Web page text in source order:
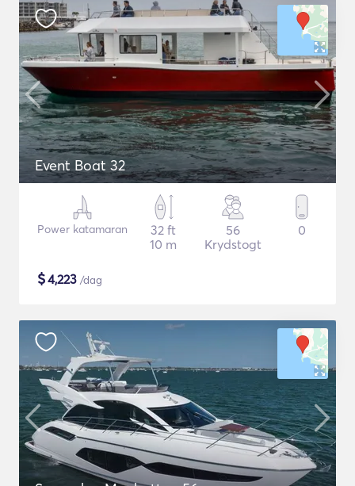
Event Boat 32
Power katamaran
32 ft
10 m
56
Krydstogt
0
$4,223 /dag